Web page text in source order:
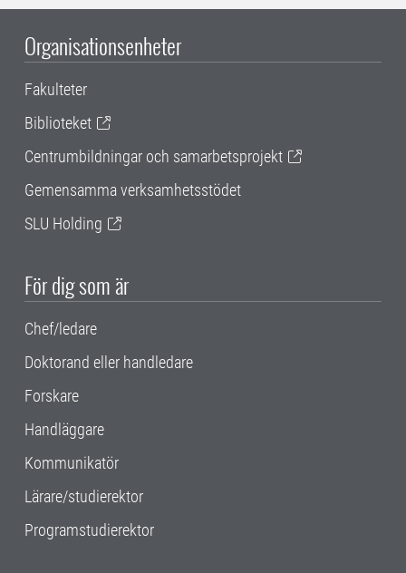
Organisationsenheter
Fakulteter
Biblioteket
Centrumbildningar och samarbetsprojekt
Gemensamma verksamhetsstödet
SLU Holding
För dig som är
Chef/ledare
Doktorand eller handledare
Forskare
Handläggare
Kommunikatör
Lärare/studierektor
Programstudierektor